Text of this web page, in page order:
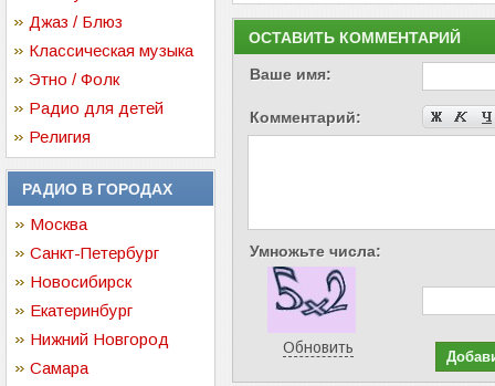
Джаз / Блюз
Классическая музыка
Этно / Фолк
Радио для детей
Религия
РАДИО В ГОРОДАХ
Москва
Санкт-Петербург
Новосибирск
Екатеринбург
Нижний Новгород
Самара
ОСТАВИТЬ КОММЕНТАРИЙ
Ваше имя:
Комментарий:
Умножьте числа:
Обновить